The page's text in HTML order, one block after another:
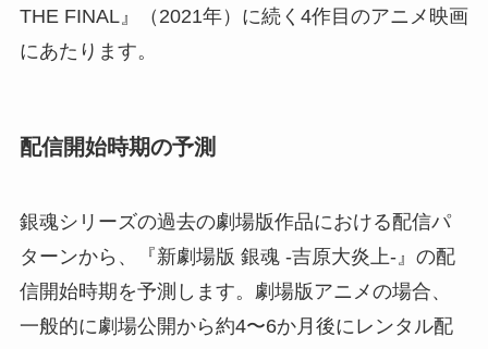
THE FINAL』（2021年）に続く4作目のアニメ映画
にあたります。
配信開始時期の予測
銀魂シリーズの過去の劇場版作品における配信パ
ターンから、『新劇場版 銀魂 -吉原大炎上-』の配
信開始時期を予測します。劇場版アニメの場合、
一般的に劇場公開から約4〜6か月後にレンタル配